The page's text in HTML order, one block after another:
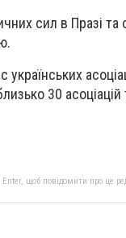
сил в Празі та
30 асоціацій
щоб повідомити про це